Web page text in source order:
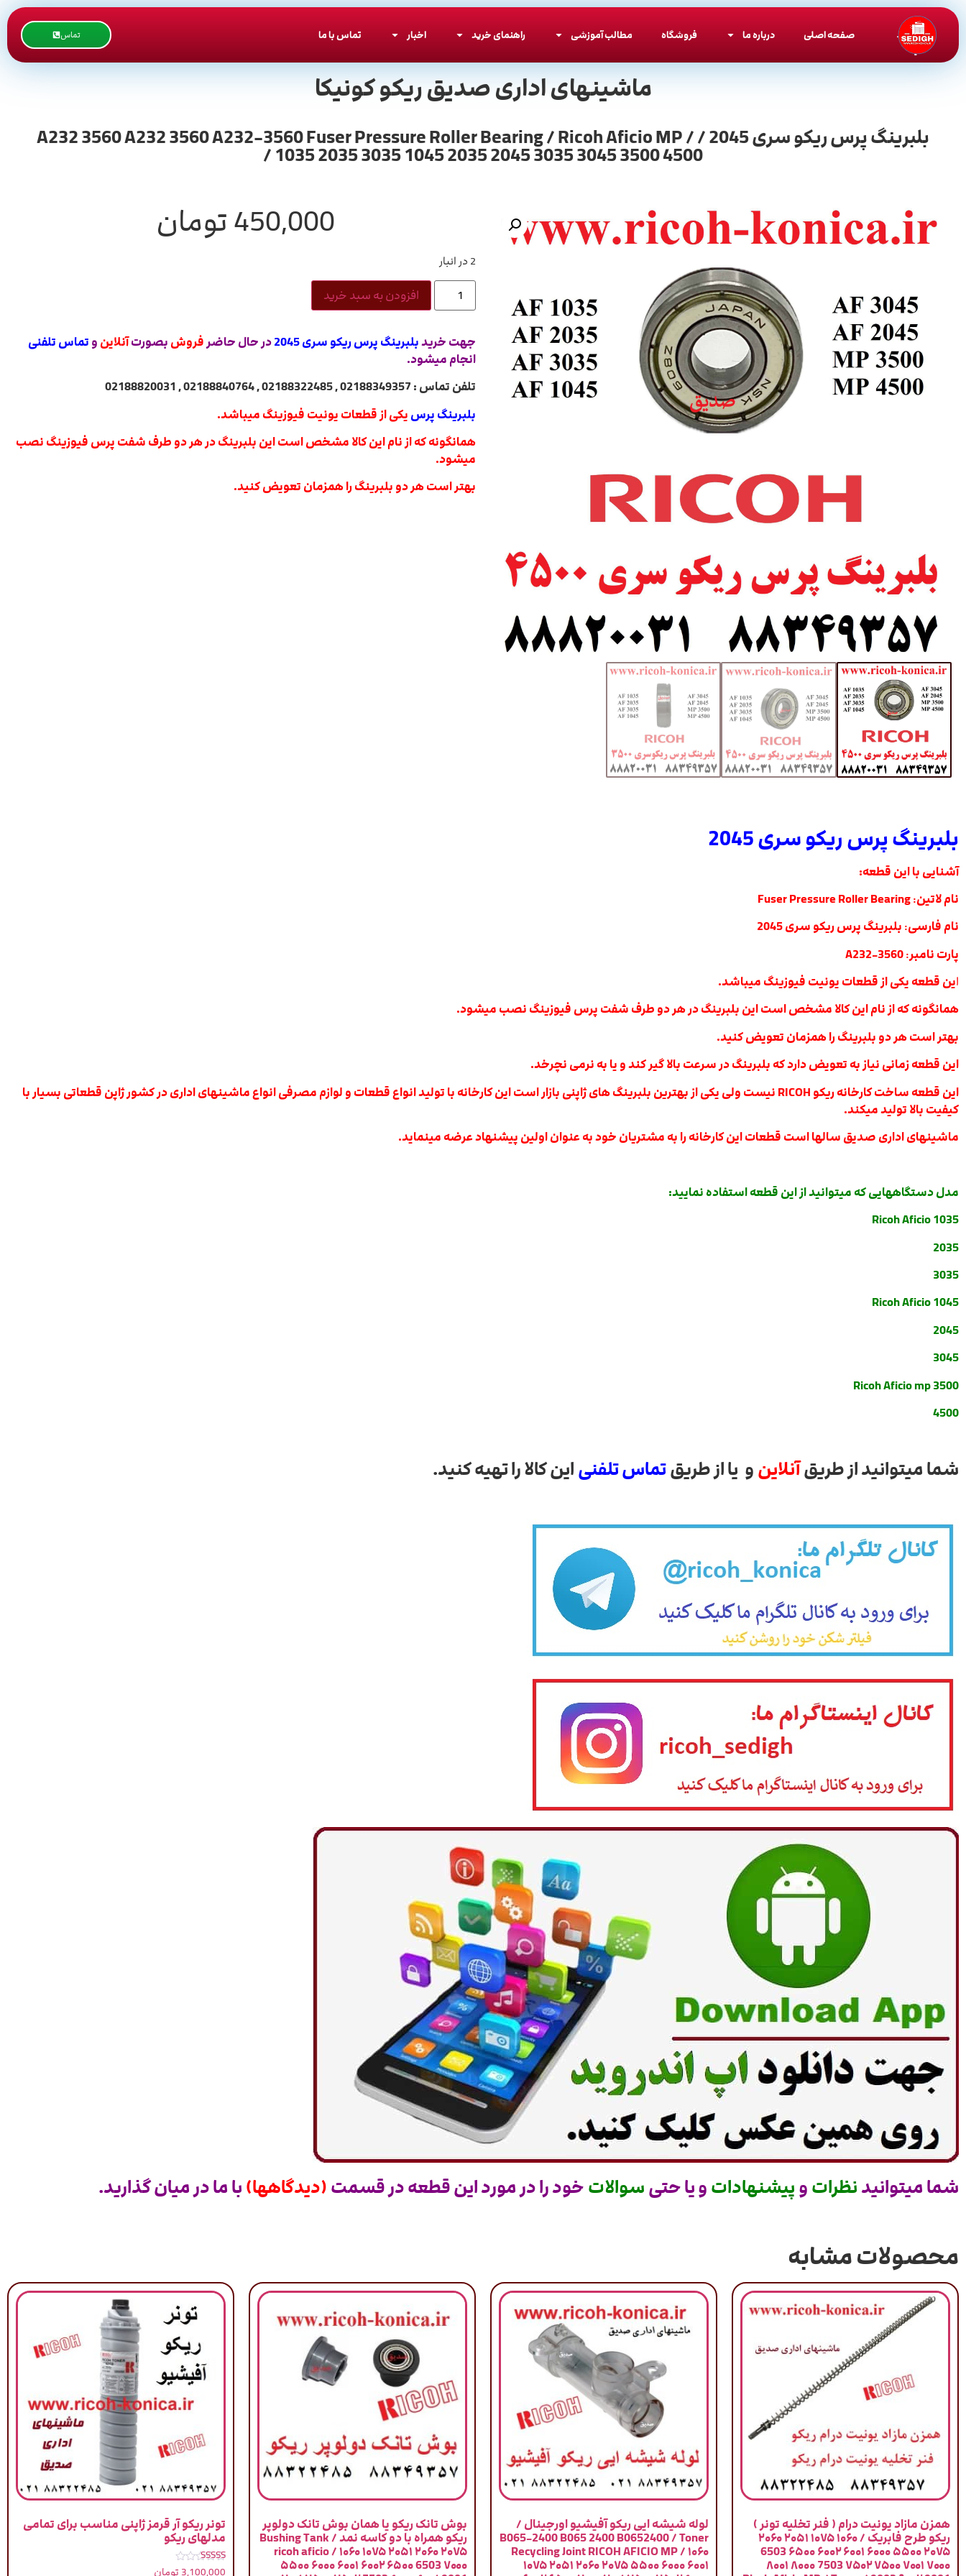
صفحه اصلی درباره ما فروشگاه مطالب آموزشی راهنمای خرید اخبار تماس با ما تماس
ماشینهای اداری صدیق ریکو کونیکا
بلبرینگ پرس ریکو سری 2045 / A232 3560 A232 3560 A232-3560 Fuser Pressure Roller Bearing / Ricoh Aficio MP /
1035 2035 3035 1045 2035 2045 3035 3045 3500 4500 /
450,000تومان
2 در انبار
افزودن به سبد خرید
جهت خریدبلبرینگ پرس ریکو سری 2045 در حال حاضر فروش بصورتآنلاین و تماس تلفنی
انجام میشود.
تلفن تماس : 02188349357 , 02188322485 , 02188840764 , 02188820031
بلبرینگ پرس یکی از قطعات یونیت فیوزینگ میباشد.
همانگونه که از نام این کالا مشخص است این بلبرینگ در هر دو طرف شفت پرس فیوزینگ نصب
میشود.
بهتر است هر دو بلبرینگ را همزمان تعویض کنید.
بلبرینگ پرس ریکو سری 2045
آشنایی با این قطعه:
نام لاتین:
Fuser Pressure Roller Bearing
نام فارسی: بلبرینگ پرس ریکو سری 2045
پارت نامبر:
این قطعه یکی از قطعات یونیت فیوزینگ میباشد.
همانگونه که از نام این کالا مشخص است این بلبرینگ در هر دو طرف شفت پرس فیوزینگ نصب میشود.
بهتر است هر دو بلبرینگ را همزمان تعویض کنید.
این قطعه زمانی نیاز به تعویض دارد که بلبرینگ در سرعت بالا گیر کند و یا به نرمی نچرخد.
این قطعه ساخت کارخانه ریکو RICOH نیست ولی یکی از بهترین بلبرینگ های ژاپنی بازار است این کارخانه با تولید انواع قطعات و لوازم مصرفی انواع ماشینهای اداری در کشور ژاپن قطعاتی بسیار با
کیفیت بالا تولید میکند.
ماشینهای اداری صدیق سالها است قطعات این کارخانه را به مشتریان خود به عنوان اولین پیشنهاد عرضه مینماید.
مدل دستگاههایی که میتوانید از این قطعه استفاده نمایید:
Ricoh Aficio 1035
2035
3035
Ricoh Aficio 1045
2045
3045
Ricoh Aficio mp 3500
4500
شما میتوانید از طریقآنلاینو یا از طریقتماس تلفنیاین کالا را تهیه کنید.
شما میتوانیدنظراتوپیشنهاداتو یاحتیسوالاتخود را در مورد این قطعه در قسمت(دیدگاهها)با مادر میان گذارید.
محصولات مشابه
همزن مازاد یونیت درام ( فنر تخلیه تونر )
ریکو طرح فابریک / ۱۰۶۰ ۱۰۷۵ ۲۰۵۱ ۲۰۶۰
۲۰۷۵ ۵۵۰۰ ۶۰۰۰ ۶۰۰۱ ۶۰۰۲ ۶۵۰۰ 6503
۷۰۰۰ ۷۰۰۱ ۷۵۰۰ ۷۵۰۲ 7503 ۸۰۰۰ ۸۰۰۱
لوله شیشه ایی ریکو آفیشیو اورجینال /
B065-2400 B065 2400 B0652400 / Toner
Recycling Joint RICOH AFICIO MP / ۱۰۶۰
۱۰۷۵ ۲۰۵۱ ۲۰۶۰ ۲۰۷۵ ۵۵۰۰ ۶۰۰۰ ۶۰۰۱
بوش تانک ریکو یا همان بوش تانک دولوپر
ریکو همراه با دو کاسه نمد / Bushing Tank
ricoh aficio / ۱۰۶۰ ۱۰۷۵ ۲۰۵۱ ۲۰۶۰ ۲۰۷۵
۵۵۰۰ ۶۰۰۰ ۶۰۰۱ ۶۰۰۲ ۶۵۰۰ 6503 ۷۰۰۰
تونر ریکو آر قرمز ژاپنی مناسب برای تمامی
مدلهای ریکو
نمره
3,100,000 تومان